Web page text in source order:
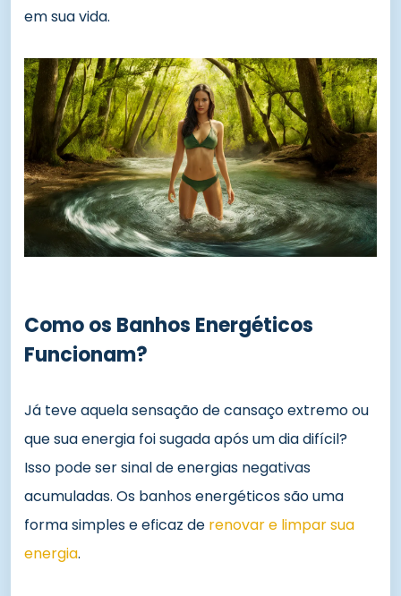
em sua vida.
Como os Banhos Energéticos
Funcionam?
Já teve aquela sensação de cansaço extremo ou
que sua energia foi sugada após um dia difícil?
Isso pode ser sinal de energias negativas
acumuladas. Os banhos energéticos são uma
forma simples e eficaz de renovar e limpar sua
energia.